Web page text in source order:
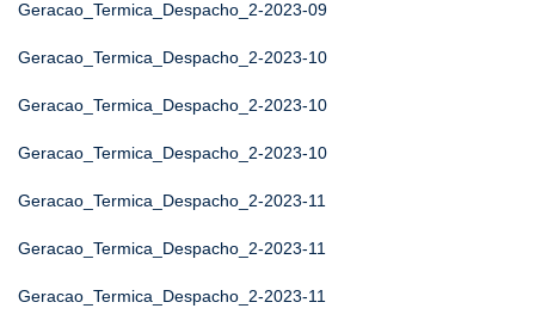
Geracao_Termica_Despacho_2-2023-09
Geracao_Termica_Despacho_2-2023-10
Geracao_Termica_Despacho_2-2023-10
Geracao_Termica_Despacho_2-2023-10
Geracao_Termica_Despacho_2-2023-11
Geracao_Termica_Despacho_2-2023-11
Geracao_Termica_Despacho_2-2023-11